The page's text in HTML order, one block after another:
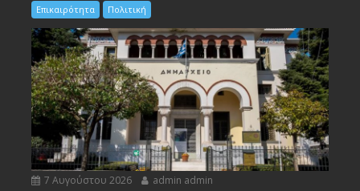
Επικαιρότητα Πολιτική
7 Αυγούστου 2026 admin admin